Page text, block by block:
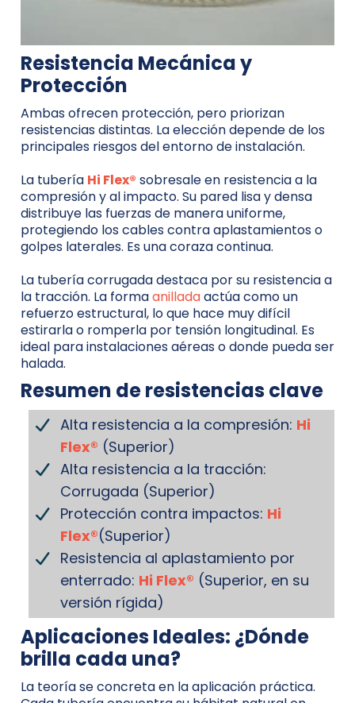
Resistencia Mecánica y
Protección
Ambas ofrecen protección, pero priorizan
resistencias distintas. La elección depende de los
principales riesgos del entorno de instalación.
La tubería Hi Flex® sobresale en resistencia a la
compresión y al impacto. Su pared lisa y densa
distribuye las fuerzas de manera uniforme,
protegiendo los cables contra aplastamientos o
golpes laterales. Es una coraza continua.
La tubería corrugada destaca por su resistencia a
la tracción. La formaanilladaactúa como un
refuerzo estructural, lo que hace muy difícil
estirarla o romperla por tensión longitudinal. Es
ideal para instalaciones aéreas o donde pueda ser
halada.
Resumen de resistencias clave
Alta resistencia a la compresión: Hi
Flex® (Superior)
Alta resistencia a la tracción:
Corrugada (Superior)
Protección contra impactos: Hi
Flex®(Superior)
Resistencia al aplastamiento por
enterrado: Hi Flex® (Superior, en su
versión rígida)
Aplicaciones Ideales: ¿Dónde
brilla cada una?
La teoría se concreta en la aplicación práctica.